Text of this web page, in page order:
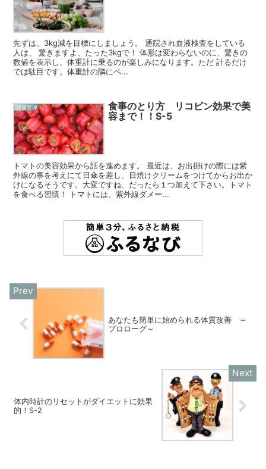
先ずは、3kg減を目標にしましょう。 通院され血液検査をしている
人は、 驚きますよ、たった3kgで！ 体形は変わらないのに、驚きの
数値を表示し、体重計に乗るのが楽しみになります。ただ 計るだけ
では駄目です。体重計の隣にペ...
健康管理
食事のとり方 リコピン効果で美
容まで！！S-5
トマトの美容効果から話を進めます。 最近は、お出掛けの際には紫
外線の事を考えにて日傘を差し、日焼けクリームをつけてからお出か
けになるそうです。大変ですね、だったら１つ加えて下さい。トマト
を食べる習慣！ トマトには、紫外線ダメー...
あなたも簡単に始められる体質改善 ～
プロローグ～
体内時計のリセットがダイエットに効果
的！S-2